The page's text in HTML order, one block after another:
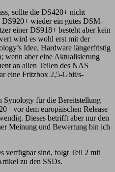
sollte die DS420+ nicht
wieder ein gutes DSM-
einer DS918+ besteht aber kein
wird es wohl erst mit der
Idee, Hardware längerfristig
wenn aber eine Aktualisierung
an allen Teilen des NAS
eine Fritzbox 2,5-Gbit/s-
Synology für die Bereitstellung
vor dem europäischen Release
Dieses betrifft aber nur den
Meinung und Bewertung bin ich
verfügbar sind, folgt Teil 2 mit
zu den SSDs.